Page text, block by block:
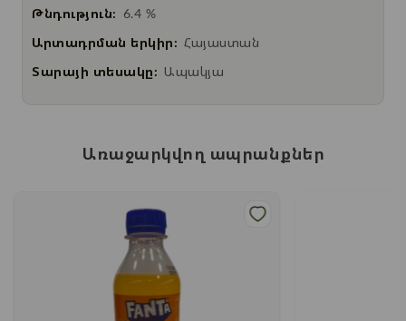
Թնդություն: 6.4 %
Արտադրման երկիր: Հայաստան
Տարայի տեսակը: Ապակյա
Առաջարկվող ապրանքներ